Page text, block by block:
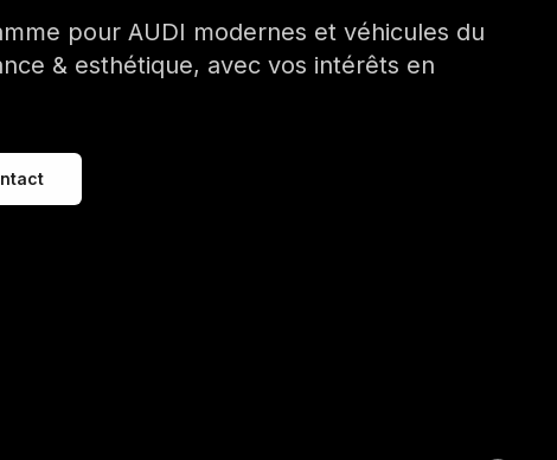
pour AUDI modernes et véhicules du
& esthétique, avec vos intérêts en